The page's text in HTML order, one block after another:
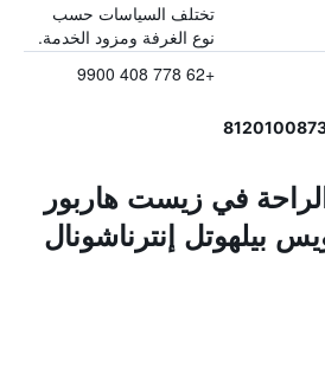
تختلف السياسات حسب
نوع الغرفة ومزود الخدمة.
+62 778 408 9900
في زيست هاربور
بيلهوتل إنترناشونال